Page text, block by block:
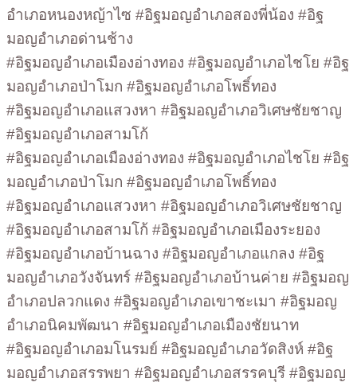
อำเภอหนองหญ้าไซ #อิฐมอญอำเภอสองพี่น้อง #อิฐ
มอญอำเภอด่านช้าง
#อิฐมอญอำเภอเมืองอ่างทอง #อิฐมอญอำเภอไชโย #อิฐ
มอญอำเภอป่าโมก #อิฐมอญอำเภอโพธิ์ทอง
#อิฐมอญอำเภอแสวงหา #อิฐมอญอำเภอวิเศษชัยชาญ
#อิฐมอญอำเภอสามโก้
#อิฐมอญอำเภอเมืองอ่างทอง #อิฐมอญอำเภอไชโย #อิฐ
มอญอำเภอป่าโมก #อิฐมอญอำเภอโพธิ์ทอง
#อิฐมอญอำเภอแสวงหา #อิฐมอญอำเภอวิเศษชัยชาญ
#อิฐมอญอำเภอสามโก้ #อิฐมอญอำเภอเมืองระยอง
#อิฐมอญอำเภอบ้านฉาง #อิฐมอญอำเภอแกลง #อิฐ
มอญอำเภอวังจันทร์ #อิฐมอญอำเภอบ้านค่าย #อิฐมอญ
อำเภอปลวกแดง #อิฐมอญอำเภอเขาชะเมา #อิฐมอญ
อำเภอนิคมพัฒนา #อิฐมอญอำเภอเมืองชัยนาท
#อิฐมอญอำเภอมโนรมย์ #อิฐมอญอำเภอวัดสิงห์ #อิฐ
มอญอำเภอสรรพยา #อิฐมอญอำเภอสรรคบุรี #อิฐมอญ